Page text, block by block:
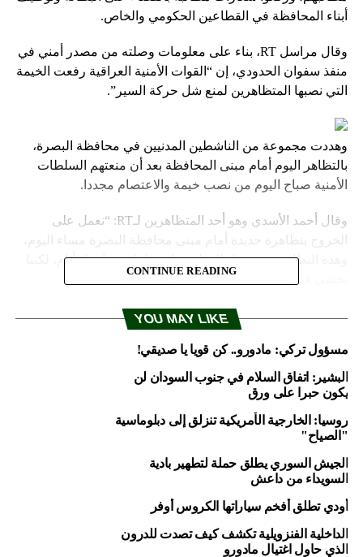
أبناء المحافظة في القطاعين الحكومي والخاص.
وقال مراسل RT، بناء على معلومات وصلته من مصدر أمني في
منفذ سفوان الحدودي، إن “القوات الأمنية العراقية رفعت الخيمة
التي نصبها المتظاهرين لمنع شل حركة السير”.
وهددت مجموعة من الناشطين المدنيين في محافظة البصرة،
بالتظاهر اليوم أمام مبنى المحافظة بعد أن منعتهم السلطات
الأمنية صباح اليوم من نصب خيمة والاعتصام مجددا.
وقال أحمد الأسدي وهو أحد المتظاهرين لـRT: “نعمل على
وهذه التظاهرة ستتحول إلى اعتصام مثلما قررنا قبل أيام، لكننا
نخشى قيام السلطات الأمنية بفض الاعتصام”.
وانطلقت شرارة التظاهرات في العراق في محافظة البصرة
الجنوبية قبل أكثر من شهر، قتل وجرح فيها المئات بعد صدامات
مع القوات الأمنية.
المصدر: RT
Source: arabic rt
#LEBANON_NEWS; #MIDDLE_EAST_NEWS
CONTINUE READING
YOU MAY LIKE
مسؤول تركي: مادورو.. كن قويا يا صديقي!
البشير: اتفاق السلام في جنوب السودان لن
يكون حبرا على ورق
روسيا: الخارجية الأمريكية تنزلق إلى دبلوماسية
"الصياح"
الجيش السوري يطلق حملة لتطهير بادية
السويداء من داعش
أودي تطلق أفخم سياراتها الكروس أوفر
الداخلية الفنزويلية تكشف كيف تصدت للدرون
الذي حاول اغتيال مادورو